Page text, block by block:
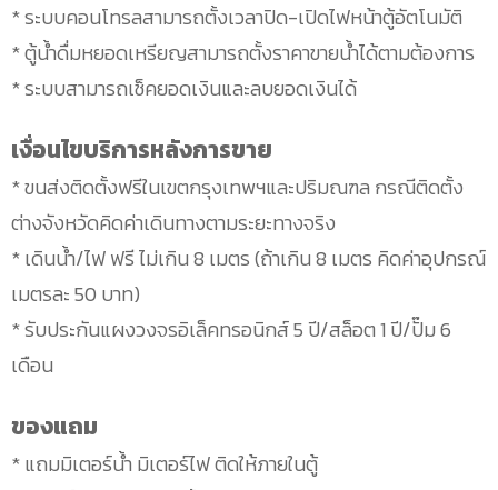
* ระบบคอนโทรลสามารถตั้งเวลาปิด-เปิดไฟหน้าตู้อัตโนมัติ
* ตู้น้ำดื่มหยอดเหรียญสามารถตั้งราคาขายน้ำได้ตามต้องการ
* ระบบสามารถเช็คยอดเงินและลบยอดเงินได้
เงื่อนไขบริการหลังการขาย
* ขนส่งติดตั้งฟรีในเขตกรุงเทพฯและปริมณฑล กรณีติดตั้ง
ต่างจังหวัดคิดค่าเดินทางตามระยะทางจริง
* เดินน้ำ/ไฟ ฟรี ไม่เกิน 8 เมตร (ถ้าเกิน 8 เมตร คิดค่าอุปกรณ์
เมตรละ 50 บาท)
* รับประกันแผงวงจรอิเล็คทรอนิกส์ 5 ปี/สล็อต 1 ปี/ปั๊ม 6
เดือน
ของแถม
* แถมมิเตอร์น้ำ มิเตอร์ไฟ ติดให้ภายในตู้